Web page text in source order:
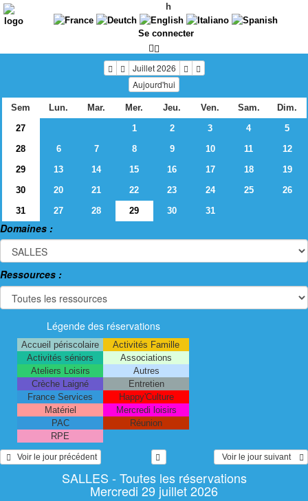
h
Se connecter
Juillet 2026
Aujourd'hui
Sem Lun. Mar. Mer. Jeu. Ven. Sam.
Dim.
27
1 2 3 4
5
28
6 7 8 9 10 11
12
29
13 14 15 16 17 18
19
30
20 21 22 23 24 25
26
31
27 28 29 30 31
Domaines :
Ressources :
Légende des réservations
Accueil périscolaire
Activités Famille
Activités séniors
Associations
Ateliers Loisirs
Autres
Crèche Laigné
Entretien
France Services
Happy'Culture
Matériel
Mercredi loisirs
PAC
Réunion
RPE
   Voir le jour précédent
  Voir le jour suivant
SALLES - Toutes les réservations
Mercredi 29 juillet 2026